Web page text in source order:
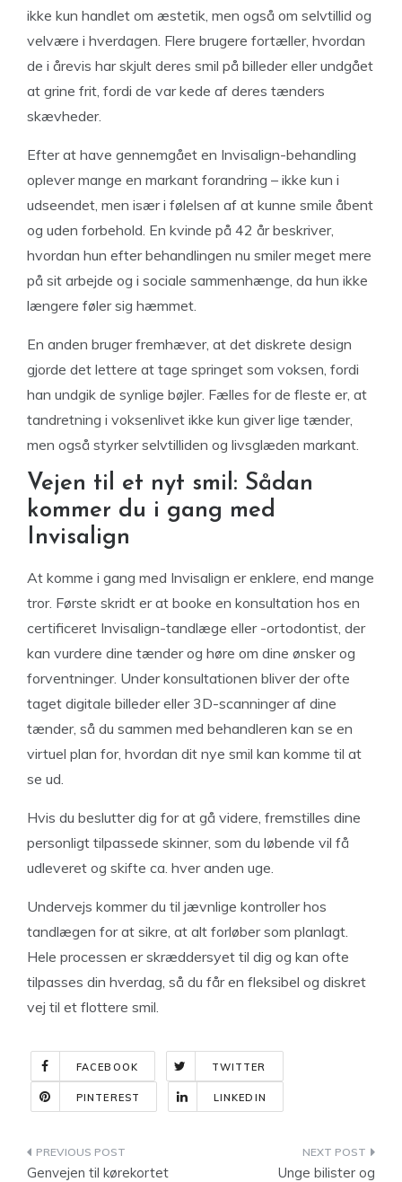
ikke kun handlet om æstetik, men også om selvtillid og
velvære i hverdagen. Flere brugere fortæller, hvordan
de i årevis har skjult deres smil på billeder eller undgået
at grine frit, fordi de var kede af deres tænders
skævheder.
Efter at have gennemgået en Invisalign-behandling
oplever mange en markant forandring – ikke kun i
udseendet, men især i følelsen af at kunne smile åbent
og uden forbehold. En kvinde på 42 år beskriver,
hvordan hun efter behandlingen nu smiler meget mere
på sit arbejde og i sociale sammenhænge, da hun ikke
længere føler sig hæmmet.
En anden bruger fremhæver, at det diskrete design
gjorde det lettere at tage springet som voksen, fordi
han undgik de synlige bøjler. Fælles for de fleste er, at
tandretning i voksenlivet ikke kun giver lige tænder,
men også styrker selvtilliden og livsglæden markant.
Vejen til et nyt smil: Sådan
kommer du i gang med
Invisalign
At komme i gang med Invisalign er enklere, end mange
tror. Første skridt er at booke en konsultation hos en
certificeret Invisalign-tandlæge eller -ortodontist, der
kan vurdere dine tænder og høre om dine ønsker og
forventninger. Under konsultationen bliver der ofte
taget digitale billeder eller 3D-scanninger af dine
tænder, så du sammen med behandleren kan se en
virtuel plan for, hvordan dit nye smil kan komme til at
se ud.
Hvis du beslutter dig for at gå videre, fremstilles dine
personligt tilpassede skinner, som du løbende vil få
udleveret og skifte ca. hver anden uge.
Undervejs kommer du til jævnlige kontroller hos
tandlægen for at sikre, at alt forløber som planlagt.
Hele processen er skræddersyet til dig og kan ofte
tilpasses din hverdag, så du får en fleksibel og diskret
vej til et flottere smil.
FACEBOOK TWITTER
PINTEREST LINKEDIN
Indlægsnavigation
Genvejen til kørekortet
Unge bilister og